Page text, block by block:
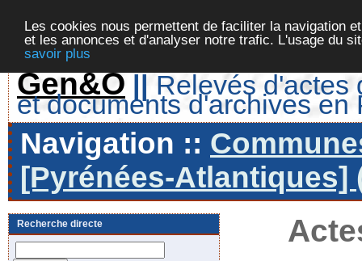
Les cookies nous permettent de faciliter la navigation
et les annonces et d'analyser notre trafic. L'usage du
savoir plus
Gen&O || Relevés d'actes
et documents d'archives en
Navigation ::
[Pyrénées-Atlantiques]
Recherche directe